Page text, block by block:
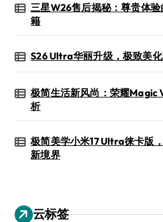
三星W26售后揭秘：尊贵体
籍
S26 Ultra华丽升级，极致美
极简生活新风尚：荣耀Magic
析
极简美学小米17 Ultra徕卡版
新境界
云标签